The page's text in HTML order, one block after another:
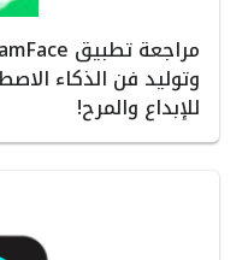
وتوليد فن الذكاء
للإبداع والمرح!